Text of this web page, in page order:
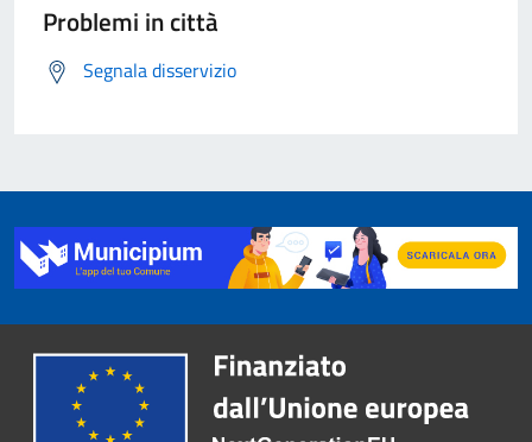
Problemi in città
Segnala disservizio